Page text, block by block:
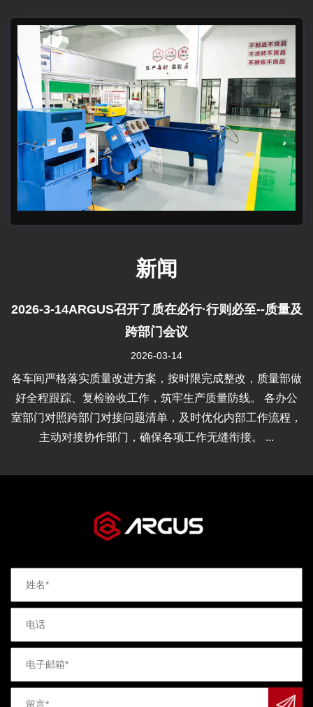
新闻
2026-3-14ARGUS召开了质在必行·行则必至--质量及
跨部门会议
2026-03-14
各车间严格落实质量改进方案，按时限完成整改，质量部做
好全程跟踪、复检验收工作，筑牢生产质量防线。 各办公
室部门对照跨部门对接问题清单，及时优化内部工作流程，
主动对接协作部门，确保各项工作无缝衔接。 ...